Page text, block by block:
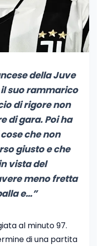
della Juve
suo rammarico
di rigore non
di gara. Poi ha
che non
giusto e che
vista del
meno fretta
e…”
al minuto 97.
di una partita